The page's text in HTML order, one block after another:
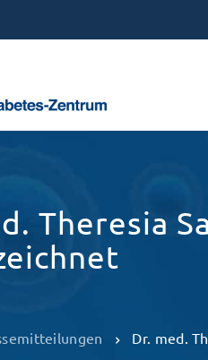
Theresia
Dr. med.